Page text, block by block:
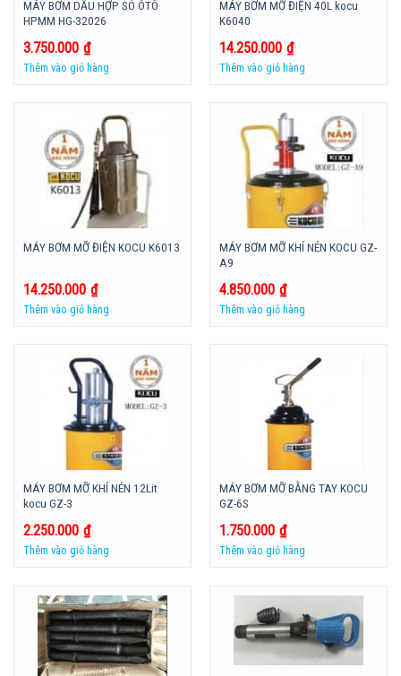
MÁY BƠM DẦU HỢP SÓ ÔTÔ
HPMM HG-32026
3.750.000 ₫
Thêm vào giỏ hàng
MÁY BƠM MỠ ĐIỆN 40L kocu
K6040
14.250.000 ₫
Thêm vào giỏ hàng
MÁY BƠM MỠ ĐIỆN KOCU K6013
14.250.000 ₫
Thêm vào giỏ hàng
MÁY BƠM MỠ KHÍ NÉN KOCU GZ-
A9
4.850.000 ₫
Thêm vào giỏ hàng
MÁY BƠM MỠ KHÍ NÉN 12Lit
kocu GZ-3
2.250.000 ₫
Thêm vào giỏ hàng
MÁY BƠM MỠ BẰNG TAY KOCU
GZ-6S
1.750.000 ₫
Thêm vào giỏ hàng